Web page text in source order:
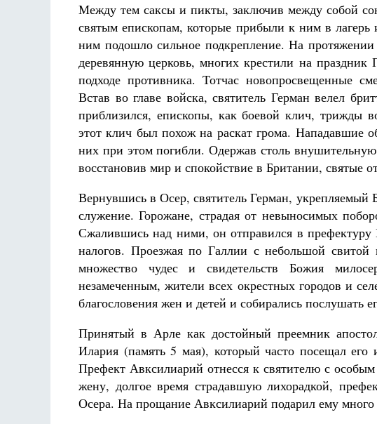
Между тем саксы и пикты, заключив между собой
святым епископам, которые прибыли к ним в
ним подошло сильное подкрепление. На
деревянную церковь, многих крестили на
подходе противника. Тотчас новопросвещенные
Встав во главе войска, святитель Герман велел
приблизился, епископы, как боевой клич, трижды
этот клич был похож на раскат грома. Нападавшие
них при этом погибли. Одержав столь
восстановив мир и спокойствие в Британии, святые
Вернувшись в Осер, святитель Герман, укрепляемый
служение. Горожане, страдая от невыносимых
Сжалившись над ними, он отправился в
налогов. Проезжая по Галлии с небольшой
множество чудес и свидетельств Божия
незамеченным, жители всех окрестных городов и
благословения жен и детей и собирались послушать
Принятый в Арле как достойный преемник
Илария (память 5 мая), который часто посещал
Префект Авксилиарий отнесся к святителю с
жену, долгое время страдавшую лихорадкой,
Осера. На прощание Авксилиарий подарил ему много